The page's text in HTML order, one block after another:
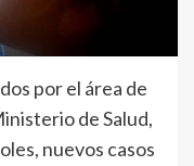
por el área de
de Salud,
nuevos casos